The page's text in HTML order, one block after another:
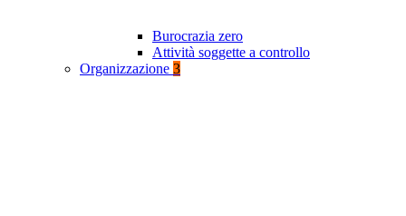
Burocrazia zero
Attività soggette a controllo
Organizzazione 3